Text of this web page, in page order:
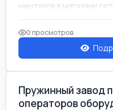
миштахов в магазины
0 просмотров
Пружинный завод
операторов